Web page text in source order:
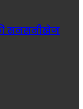
की सनसनीखेज